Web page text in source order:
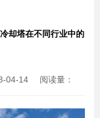
却塔在不同行业中的
04-14 阅读量：